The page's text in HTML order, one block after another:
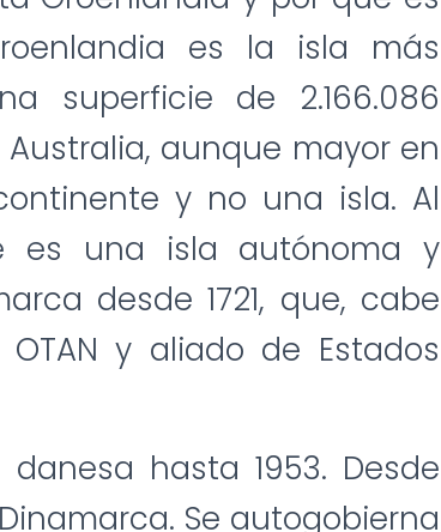
es la isla más
superficie de 2.166.086
aunque mayor en
y no una isla. Al
es una isla autónoma y
desde 1721, que, cabe
y aliado de Estados
hasta 1953. Desde
Se autogobierna